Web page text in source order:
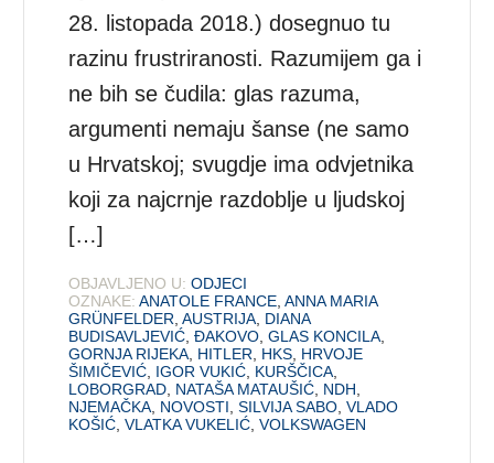
28. listopada 2018.) dosegnuo tu
razinu frustriranosti. Razumijem ga i
ne bih se čudila: glas razuma,
argumenti nemaju šanse (ne samo
u Hrvatskoj; svugdje ima odvjetnika
koji za najcrnje razdoblje u ljudskoj
[…]
OBJAVLJENO U: ODJECI
OZNAKE: ANATOLE FRANCE ,ANNA MARIA
GRÜNFELDER ,AUSTRIJA DIANA
BUDISAVLJEVIĆ ,ĐAKOVO ,GLAS KONCILA
GORNJA RIJEKA HITLER HKS HRVOJE
ŠIMIČEVIĆ IGOR VUKIĆ KURŠČICA
LOBORGRAD NATAŠA MATAUŠIĆ NDH
NJEMAČKA NOVOSTI ,SILVIJA SABO ,VLADO
KOŠIĆ ,VLATKA VUKELIĆ ,VOLKSWAGEN